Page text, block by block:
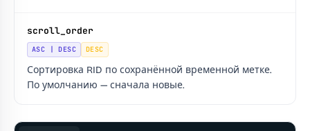
scroll_order
ASC | DESC DESC
Сортировка RID по сохранённой временной метке.
По умолчанию — сначала новые.